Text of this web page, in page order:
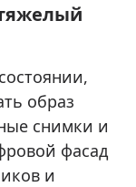
образ
снимки и
фасад
и